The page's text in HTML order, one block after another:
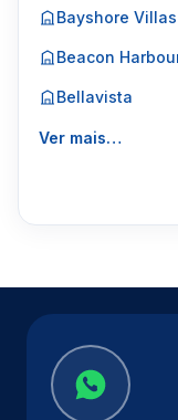
Bayshore Villas
Beacon
Bellavista
Ver mais…